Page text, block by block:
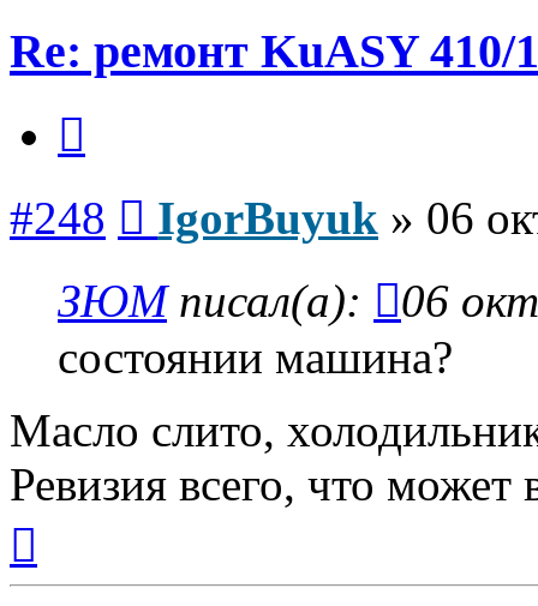
Re: ремонт KuASY 410/
#248 IgorBuyuk » 06
ЗЮМписал(а):
06
состоянии машина?
Масло слито,
Ревизия всего, что может
началу